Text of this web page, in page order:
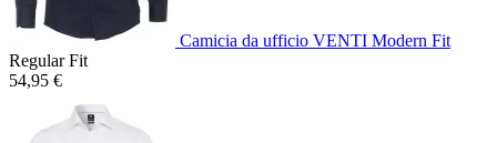
Camicia da ufficio VENTI Modern Fit
Regular Fit
54,95 €